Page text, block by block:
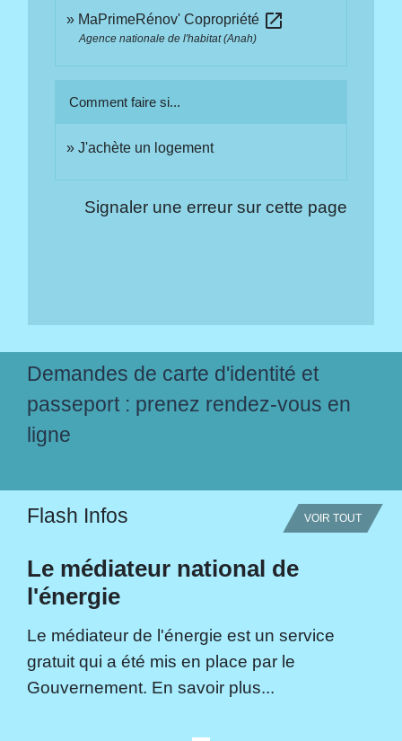
MaPrimeRénov' Copropriété open_in_new
Agence nationale de l'habitat (Anah)
Comment faire si...
J'achète un logement
Signaler une erreur sur cette page
Demandes de carte d'identité et
passeport : prenez rendez-vous en
ligne
Flash Infos VOIR TOUT
Le médiateur national de
l'énergie
Le médiateur de l'énergie est un service
gratuit qui a été mis en place par le
Gouvernement. En savoir plus...